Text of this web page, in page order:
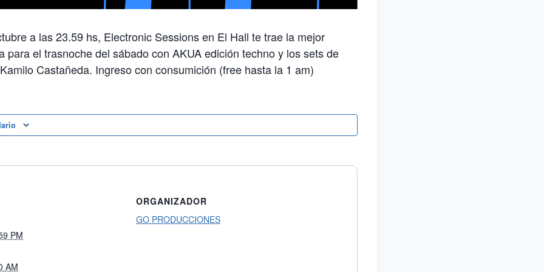
a las 23.59 hs, Electronic Sessions en El Hall te trae la mejor
para el trasnoche del sábado con AKUA edición techno y los sets de
Castañeda. Ingreso con consumición (free hasta la 1 am)
PM
AM
ORGANIZADOR
GO PRODUCCIONES